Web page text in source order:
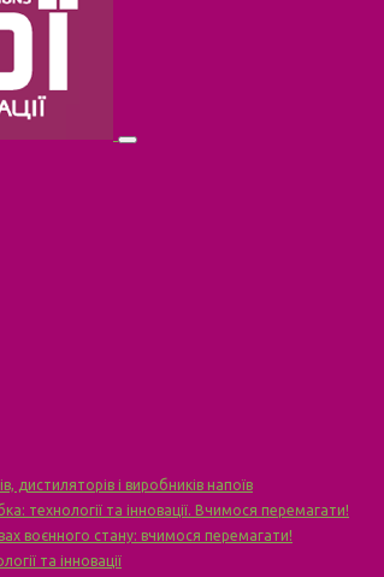
і виробників напоїв
технології та інновації. Вчимося перемагати!
воєнного стану: вчимося перемагати!
та інновації